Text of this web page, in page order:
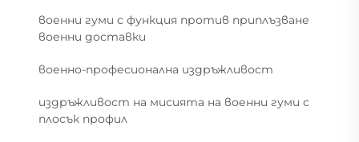
военни гуми с функция против приплъзване
военни доставки
военно-професионална издръжливост
издръжливост на мисията на военни гуми с
плосък профил